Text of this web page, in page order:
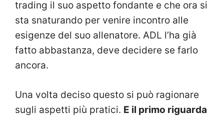
trading il suo aspetto fondante e che ora si
sta snaturando per venire incontro alle
esigenze del suo allenatore. ADL l’ha già
fatto abbastanza, deve decidere se farlo
ancora.
Una volta deciso questo si può ragionare
sugli aspetti più pratici. E il primo riguarda